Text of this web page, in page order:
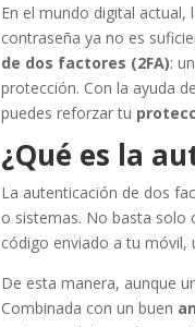
En el mundo digital
contraseña ya no es
de dos factores (2FA):
protección. Con la ayuda
puedes reforzar tu
¿Qué es la
La autenticación de dos
o sistemas. No basta solo
código enviado a tu móvil,
De esta manera, aunque
Combinada con un buen